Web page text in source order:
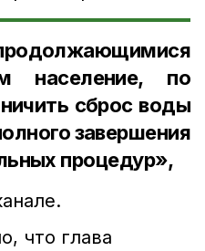
население, по
сброс воды
завершения
процедур»,
что глава